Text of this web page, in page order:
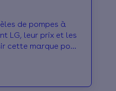
de pompes à
LG, leur prix et les
cette marque pour